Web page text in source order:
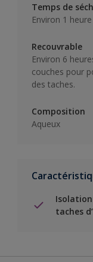
Temps de
Environ 1 heure
Recouvrable
Environ 6
couches pour
des taches.
Composition
Aqueux
taches